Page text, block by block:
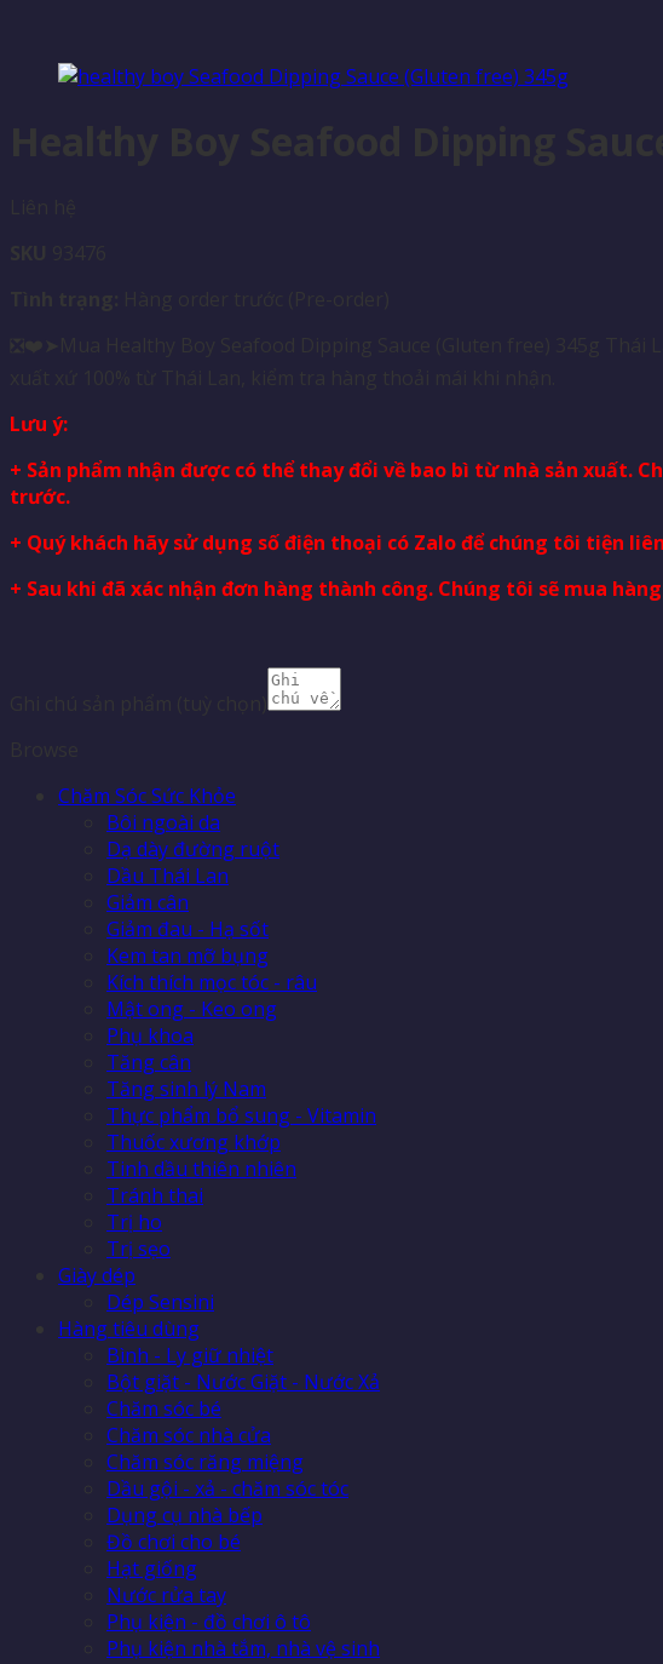
Lưu ý:
+ Sản phẩm nhận được có thể thay đổi về bao bì từ nhà sản xuất.
trước.
+ Quý khách hãy sử dụng số điện thoại có Zalo để chúng tôi tiện
+ Sau khi đã xác nhận đơn hàng thành công. Chúng tôi sẽ mua
Chăm Sóc Sức Khỏe
Bôi ngoài da
Dạ dày đường ruột
Dầu Thái Lan
Giảm cân
Giảm đau - Hạ sốt
Kem tan mỡ bụng
Kích thích mọc tóc - râu
Mật ong - Keo ong
Phụ khoa
Tăng cân
Tăng sinh lý Nam
Thực phẩm bổ sung - Vitamin
Thuốc xương khớp
Tinh dầu thiên nhiên
Tránh thai
Trị ho
Trị sẹo
Giày dép
Dép Sensini
Hàng tiêu dùng
Bình - Ly giữ nhiệt
Bột giặt - Nước Giặt - Nước Xả
Chăm sóc bé
Chăm sóc nhà cửa
Chăm sóc răng miệng
Dầu gội - xả - chăm sóc tóc
Dụng cụ nhà bếp
Đồ chơi cho bé
Hạt giống
Nước rửa tay
Phụ kiện - đồ chơi ô tô
Phụ kiện nhà tắm, nhà vệ sinh